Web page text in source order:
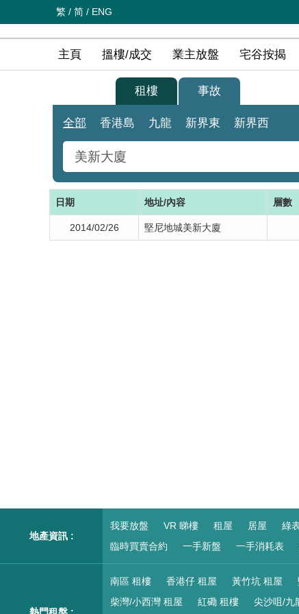
繁 / 简 / ENG
主頁 搵樓/成交 業主放盤 宅谷按揭
租樓 事故
全部 香港島 九龍 新界東 新界西
日期 地址/內容 層數
2014/02/26 堅尼地城美新大廈
地產資訊 :
我要放盤 VR 睇樓 租屋 居屋 綠
臨時買賣合約
一手新盤 一手消耗表
南區 租樓 香港仔 租屋 黃竹坑 租屋
柴灣/小西灣 租屋
紅磡 租樓 尖沙咀/九